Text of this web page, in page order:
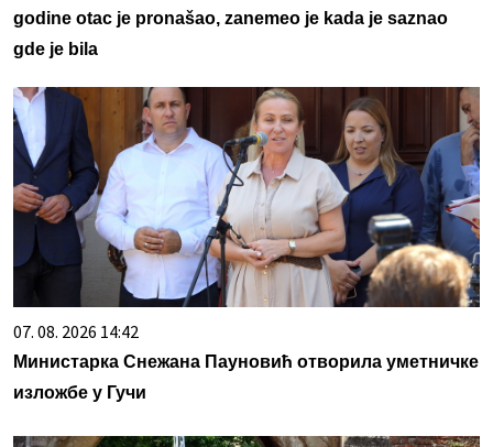
godine otac je pronašao, zanemeo je kada je saznao
gde je bila
07. 08. 2026 14:42
Министарка Снежана Пауновић отворила уметничке
изложбе у Гучи